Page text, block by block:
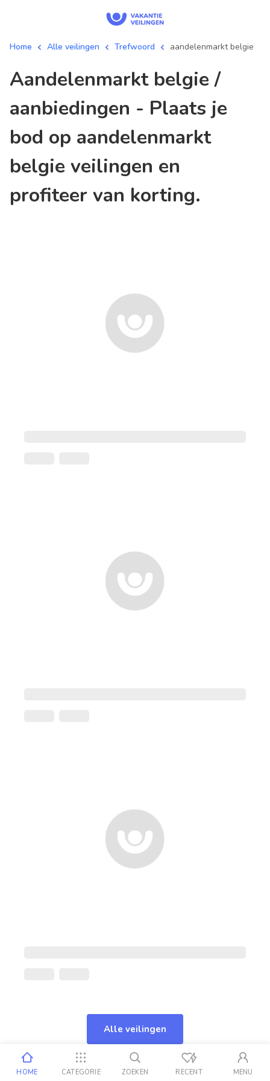
Home Alle veilingen Trefwoord aandelenmarkt belgie
aandelenmarkt belgie /
aanbiedingen - Plaats je
bod op aandelenmarkt
belgie veilingen en
profiteer van korting.
Alle veilingen
HOME CATEGORIE ZOEKEN RECENT MENU